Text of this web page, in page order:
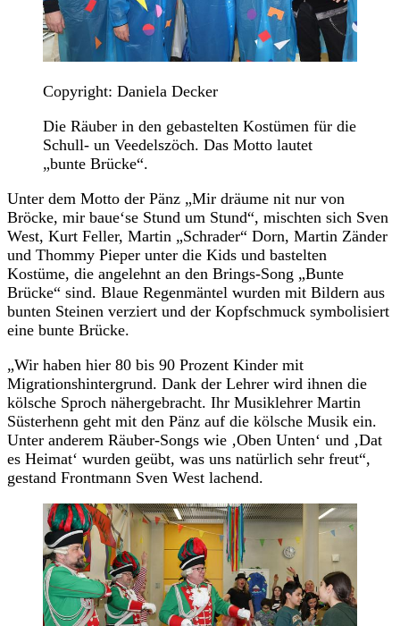
Copyright: Daniela Decker
Die Räuber in den gebastelten Kostümen für die
Schull- un Veedelszöch. Das Motto lautet
„bunte Brücke“.
Unter dem Motto der Pänz „Mir dräume nit nur von
Bröcke, mir baue‘se Stund um Stund“, mischten sich Sven
West, Kurt Feller, Martin „Schrader“ Dorn, Martin Zänder
und Thommy Pieper unter die Kids und bastelten
Kostüme, die angelehnt an den Brings-Song „Bunte
Brücke“ sind. Blaue Regenmäntel wurden mit Bildern aus
bunten Steinen verziert und der Kopfschmuck symbolisiert
eine bunte Brücke.
„Wir haben hier 80 bis 90 Prozent Kinder mit
Migrationshintergrund. Dank der Lehrer wird ihnen die
kölsche Sproch nähergebracht. Ihr Musiklehrer Martin
Süsterhenn geht mit den Pänz auf die kölsche Musik ein.
Unter anderem Räuber-Songs wie ‚Oben Unten‘ und ‚Dat
es Heimat‘ wurden geübt, was uns natürlich sehr freut“,
gestand Frontmann Sven West lachend.